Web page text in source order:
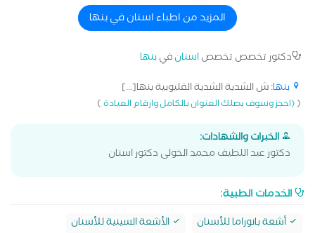
المزيد من اطباء اسنان في بنها
دكتور تخصص تخصصاسنانفيبنها
بنها: ش الشدية الشدية القليوبية بنها[...]
((احجز وسوف يصلك العنوان بالكامل وارقام العيادة)
الخبرات والشهادات:
دكتور عبد اللطيف محمد الخولى دكتور اسنان
الخدمات الطبية:
أشعة بانوراما للأسنان
الأشعة السينية للأسنان